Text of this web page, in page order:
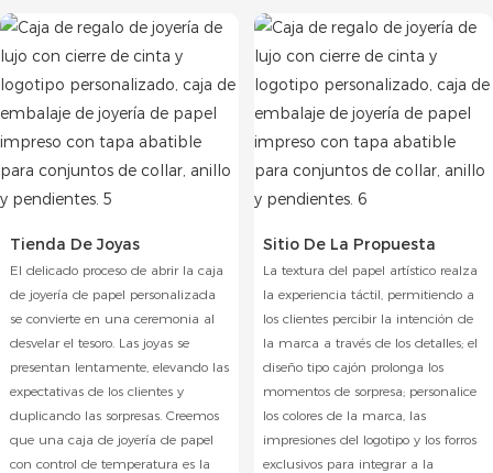
Tienda De Joyas
El delicado proceso de abrir la caja
de joyería de papel personalizada
se convierte en una ceremonia al
desvelar el tesoro. Las joyas se
presentan lentamente, elevando las
expectativas de los clientes y
duplicando las sorpresas. Creemos
que una caja de joyería de papel
con control de temperatura es la
Sitio De La Propuesta
La textura del papel artístico realza
la experiencia táctil, permitiendo a
los clientes percibir la intención de
la marca a través de los detalles; el
diseño tipo cajón prolonga los
momentos de sorpresa; personalice
los colores de la marca, las
impresiones del logotipo y los forros
exclusivos para integrar a la